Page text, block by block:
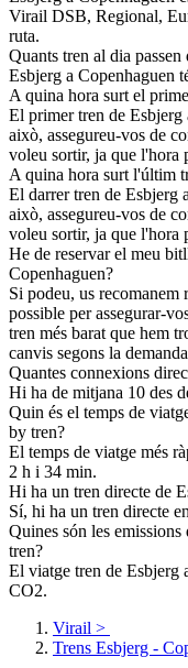
Virail DSB, Regional,
ruta.
Quants tren al dia
Esbjerg a Copenhaguen
A quina hora surt el
El primer tren de Esbjerg
això, assegureu-vos de
voleu sortir, ja que l'hora
A quina hora surt l'últim
El darrer tren de Esbjerg
això, assegureu-vos de
voleu sortir, ja que l'hora
He de reservar el meu
Copenhaguen?
Si podeu, us recomanem
possible per assegurar-
tren més barat que hem
canvis segons la
Quantes connexions
Hi ha de mitjana 10 des
Quin és el temps de
by tren?
El temps de viatge més
2 h i 34 min.
Hi ha un tren directe de
Sí, hi ha un tren directe
Quines són les
tren?
El viatge tren de Esbjerg
CO2.
Virail >
Trens Esbjerg -